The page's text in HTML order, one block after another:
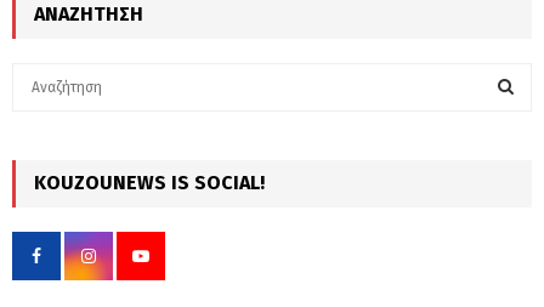
ΑΝΑΖΉΤΗΣΗ
h
f
r
KOUZOUNEWS IS SOCIAL!